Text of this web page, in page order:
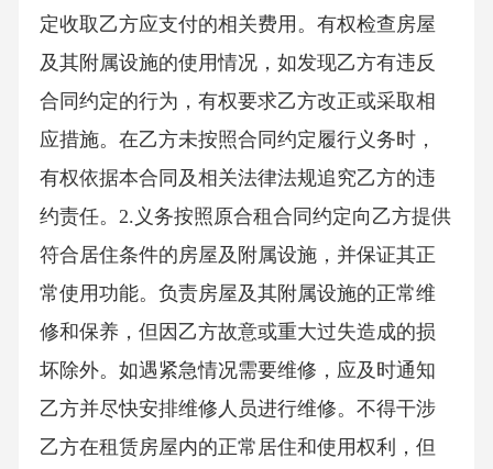
定收取乙方应支付的相关费用。有权检查房屋
及其附属设施的使用情况，如发现乙方有违反
合同约定的行为，有权要求乙方改正或采取相
应措施。在乙方未按照合同约定履行义务时，
有权依据本合同及相关法律法规追究乙方的违
约责任。2.义务按照原合租合同约定向乙方提供
符合居住条件的房屋及附属设施，并保证其正
常使用功能。负责房屋及其附属设施的正常维
修和保养，但因乙方故意或重大过失造成的损
坏除外。如遇紧急情况需要维修，应及时通知
乙方并尽快安排维修人员进行维修。不得干涉
乙方在租赁房屋内的正常居住和使用权利，但